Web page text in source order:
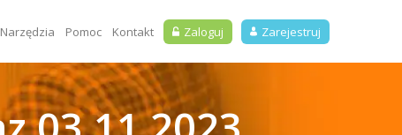
Zaloguj Zarejestruj
Narzędzia Pomoc Kontakt